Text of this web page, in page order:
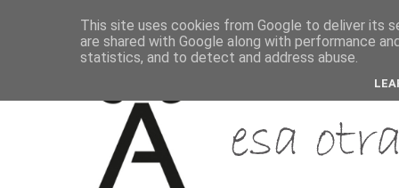
This site uses cookies from Google to deliver its
are shared with Google along with performance
statistics, and to detect and address abuse.